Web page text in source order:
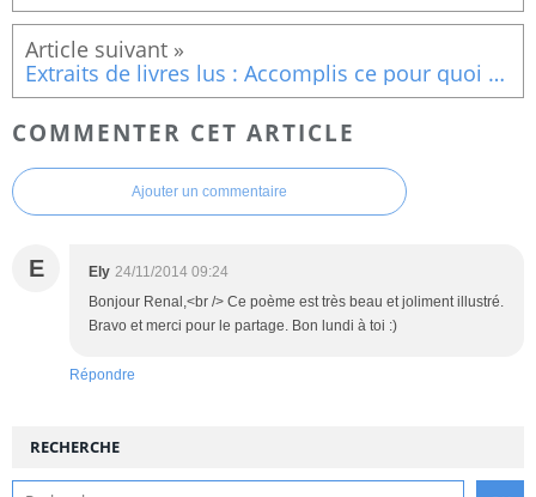
Extraits de livres lus : Accomplis ce pour quoi tu es fait (fin)
COMMENTER CET ARTICLE
Ajouter un commentaire
E Ely 24/11/2014 09:24
Bonjour Renal,<br /> Ce poème est très beau et joliment illustré.
Bravo et merci pour le partage. Bon lundi à toi :)
Répondre
RECHERCHE